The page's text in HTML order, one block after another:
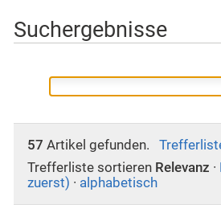
Suchergebnisse
57 Artikel gefunden.
Trefferliste sortieren Relevanz ·
zuerst) · alphabetisch